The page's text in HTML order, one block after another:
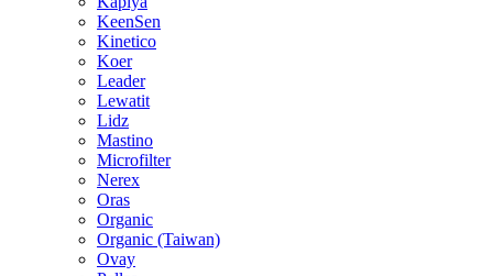
KeenSen
Kinetico
Koer
Leader
Lewatit
Lidz
Mastino
Microfilter
Nerex
Oras
Organic
Organic (Taiwan)
Ovay